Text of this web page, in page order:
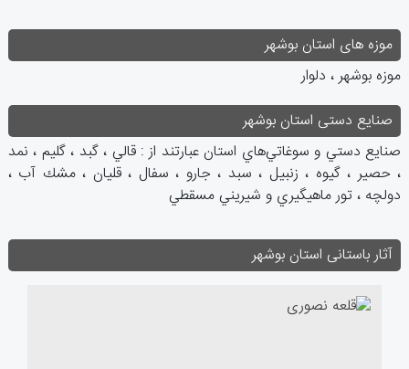
موزه های استان بوشهر
موزه‌ بوشهر ، دلوار
صنایع دستی استان بوشهر
صنايع‌ دستي‌ و سوغاتي‌هاي‌ استان‌ عبارتند از : قالي‌ ، گبد ، گليم‌ ، نمد
، حصير ، گيوه‌ ، زنبيل‌ ، سبد ، جارو ، سفال‌ ، قليان‌ ، مشك‌ آب‌ ،
دولچه‌ ، تور ماهيگيري‌ و شيريني‌ مسقطي‌
آثار باستانی استان بوشهر